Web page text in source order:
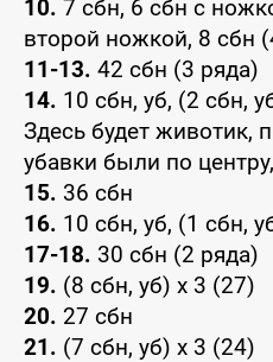
10. 7 сбн, 6 сбн с
второй ножкой, 8 сбн
11-13. 42 сбн (3 ряда)
14. 10 сбн, уб, (2 сбн,
Здесь будет животик,
убавки были по
15. 36 сбн
16. 10 сбн, уб, (1 сбн,
17-18. 30 сбн (2 ряда)
19. (8 сбн, уб) х 3 (27)
20. 27 сбн
21. (7 сбн, уб) х 3 (24)